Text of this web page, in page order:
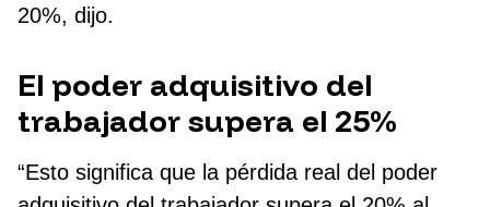
20%, dijo.
El poder adquisitivo del
trabajador supera el 25%
“Esto significa que la pérdida real del poder